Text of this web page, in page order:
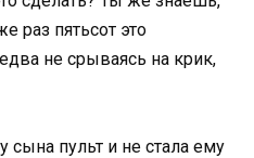
раз пятьсот это
не срываясь на крик,
сына пульт и не стала ему